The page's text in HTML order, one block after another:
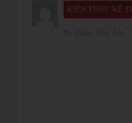
KIẾN THỨC KẾ